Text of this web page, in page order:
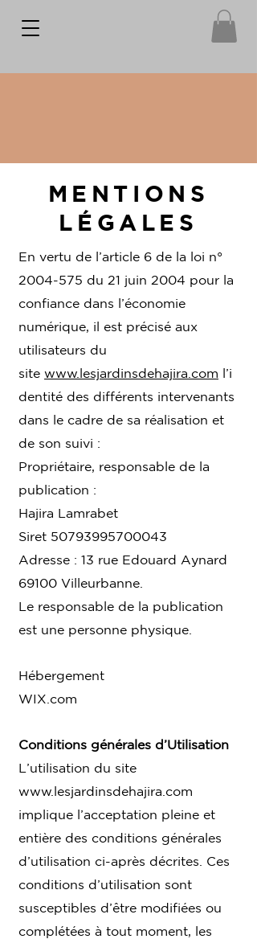
MENTIONS
LÉGALES
En vertu de l’article 6 de la loi n°
2004-575 du 21 juin 2004 pour la
confiance dans l’économie
numérique, il est précisé aux
utilisateurs du
site www.lesjardinsdehajira.com l’i
dentité des différents intervenants
dans le cadre de sa réalisation et
de son suivi :
Propriétaire, responsable de la
publication :
Hajira Lamrabet
Siret 50793995700043
Adresse : 13 rue Edouard Aynard
69100 Villeurbanne.
Le responsable de la publication
est une personne physique.
Hébergement
WIX.com
Conditions générales d’Utilisation
L’utilisation du site
www.lesjardinsdehajira.com
implique l’acceptation pleine et
entière des conditions générales
d’utilisation ci-après décrites. Ces
conditions d’utilisation sont
susceptibles d’être modifiées ou
complétées à tout moment, les